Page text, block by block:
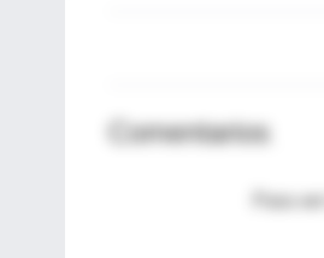
Comentarios
Para